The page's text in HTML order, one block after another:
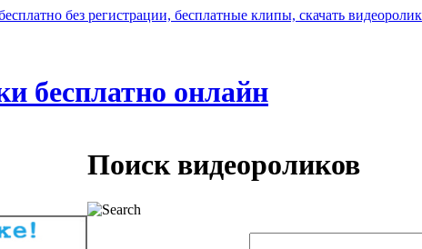
бесплатно онлайн
Поиск видеороликов